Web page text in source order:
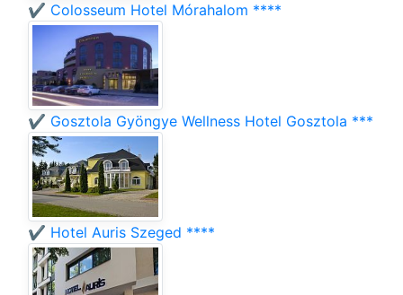
✔️ Colosseum Hotel Mórahalom ****
✔️ Gosztola Gyöngye Wellness Hotel Gosztola ***
✔️ Hotel Auris Szeged ****